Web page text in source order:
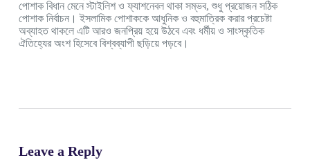
পোশাক বিধান মেনে স্টাইলিশ ও ফ্যাশনেবল থাকা সম্ভব, শুধু প্রয়োজন সঠিক
পোশাক নির্বাচন। ইসলামিক পোশাককে আধুনিক ও বহুমাত্রিক করার প্রচেষ্টা
অব্যাহত থাকলে এটি আরও জনপ্রিয় হয়ে উঠবে এবং ধর্মীয় ও সাংস্কৃতিক
ঐতিহ্যের অংশ হিসেবে বিশ্বব্যাপী ছড়িয়ে পড়বে।
Leave a Reply